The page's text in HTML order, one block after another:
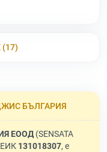
БЪЛГАРИЯ
ЕООД(SENSATA
ЕИК 131018307, е